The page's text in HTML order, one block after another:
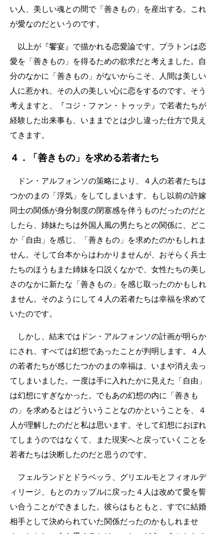
い人、美しい魂との間で「善きもの」を産出する。これ
が愛なのだというのです。
以上が『饗宴』で描かれる恋愛論です。プラトンは恋
愛を「善きもの」を得るための欲求だと考えました。自
分のなかに「善きもの」がないからこそ、人間は美しい
人に惹かれ、その人の美しい心に恋をするのです。そう
考えますと、『コジ・ファン・トゥッテ』で若者たちが
経験した出来事も、いままでとは少し違った仕方で見え
てきます。
４．「善きもの」を求める若者たち
ドン・アルフォンソの策略により、４人の若者たちは
つかのまの「浮気」をしてしまいます。もし以前の許嫁
同士の関係が身分制度の閉塞感を伴うものだったのだと
したら、姉妹たちは外国人風の男たちとの関係に、どこ
か「自由」を感じ、「善きもの」を求めたのかもしれま
せん。そして台本からはわかりませんが、おそらく兵士
たちのほうもまた姉妹を口説くなかで、女性たちの美し
さのなかに新たな「善きもの」を感じ取ったのかもしれ
ません。そのようにして４人の若者たちは幸福を求めて
いたのです。
しかし、結末ではドン・アルフォンソの計画が明らか
にされ、すべては幻想であったことが判明します。４人
の若者たちが感じたつかのまの幸福は、いまや消え去っ
てしまいました。一度は手に入れたかに見えた「自由」
は幻想にすぎなかった。でもあの幻想の内に「善きも
の」を求めるとはどういうことなのかということを、４
人が理解したのだと私は思います。そして幻想におぼれ
てしまうのではなくて、また現実へと戻っていくことを
若者たちは決断したのだと思うのです。
フェルランドとドラベッラ、グリエルモとフィオルデ
ィリージ、もとのカップルに戻った４人は改めて愛を誓
い合うことができました。彼らはもともと、すでに結婚
相手として決められていた関係だったのかもしれませ